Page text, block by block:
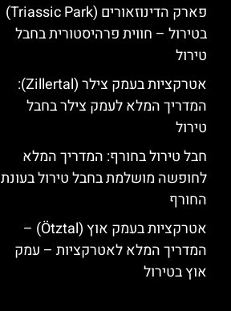
פארק הדינוזאורים (Triassic Park)
בטירול – חווית פרהיסטורית בחבל
טירול
אטרקציות בעמק צילר (Zillertal):
המדריך המלא לעמק צילר בחבל
טירול
חבל טירול בחורף: המדריך המלא
לחופשה מושלמת בחבל טירול בעונת
החורף
אטרקציות בעמק אוץ (Ötztal) –
המדריך המלא לאטרקציות – עמק
אוץ בטירול